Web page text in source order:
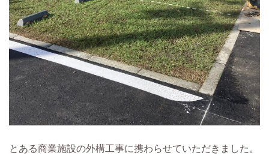
とある商業施設の外構工事に携わらせていただきました。